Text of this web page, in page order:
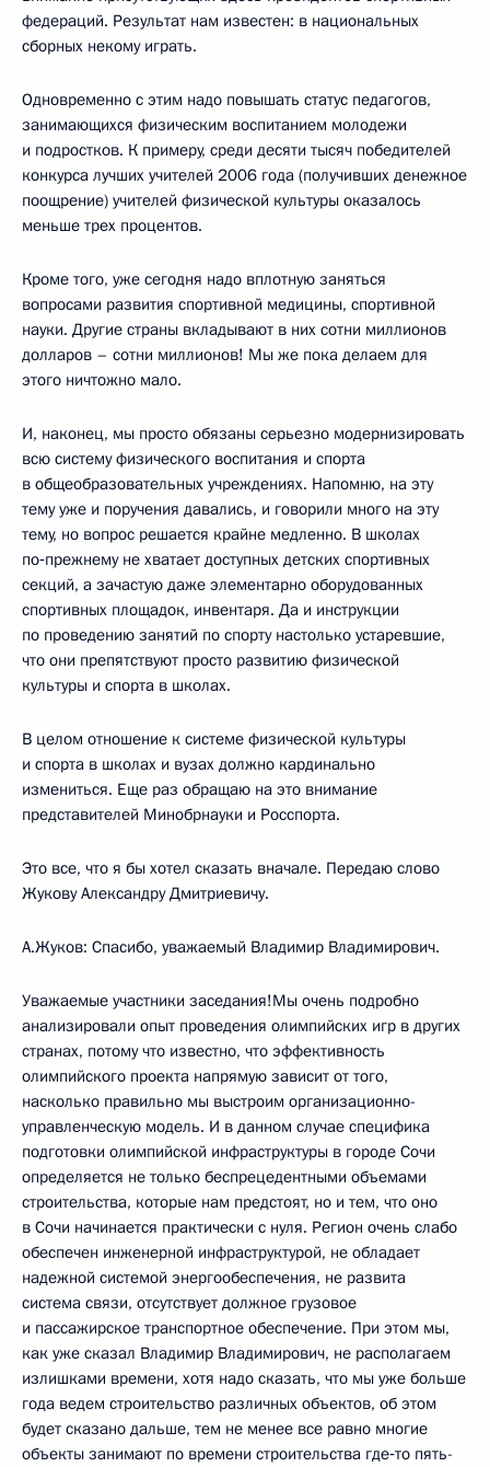
федераций. Результат нам известен: в национальных
сборных некому играть.
Одновременно с этим надо повышать статус педагогов,
занимающихся физическим воспитанием молодежи
и подростков. К примеру, среди десяти тысяч победителей
конкурса лучших учителей 2006 года (получивших денежное
поощрение) учителей физической культуры оказалось
меньше трех процентов.
Кроме того, уже сегодня надо вплотную заняться
вопросами развития спортивной медицины, спортивной
науки. Другие страны вкладывают в них сотни миллионов
долларов – сотни миллионов! Мы же пока делаем для
этого ничтожно мало.
И, наконец, мы просто обязаны серьезно модернизировать
всю систему физического воспитания и спорта
в общеобразовательных учреждениях. Напомню, на эту
тему уже и поручения давались, и говорили много на эту
тему, но вопрос решается крайне медленно. В школах
по‑прежнему не хватает доступных детских спортивных
секций, а зачастую даже элементарно оборудованных
спортивных площадок, инвентаря. Да и инструкции
по проведению занятий по спорту настолько устаревшие,
что они препятствуют просто развитию физической
культуры и спорта в школах.
В целом отношение к системе физической культуры
и спорта в школах и вузах должно кардинально
измениться. Еще раз обращаю на это внимание
представителей Минобрнауки и Росспорта.
Это все, что я бы хотел сказать вначале. Передаю слово
Жукову Александру Дмитриевичу.
А.Жуков: Спасибо, уважаемый Владимир Владимирович.
Уважаемые участники заседания!Мы очень подробно
анализировали опыт проведения олимпийских игр в других
странах, потому что известно, что эффективность
олимпийского проекта напрямую зависит от того,
насколько правильно мы выстроим организационно-
управленческую модель. И в данном случае специфика
подготовки олимпийской инфраструктуры в городе Сочи
определяется не только беспрецедентными объемами
строительства, которые нам предстоят, но и тем, что оно
в Сочи начинается практически с нуля. Регион очень слабо
обеспечен инженерной инфраструктурой, не обладает
надежной системой энергообеспечения, не развита
система связи, отсутствует должное грузовое
и пассажирское транспортное обеспечение. При этом мы,
как уже сказал Владимир Владимирович, не располагаем
излишками времени, хотя надо сказать, что мы уже больше
года ведем строительство различных объектов, об этом
будет сказано дальше, тем не менее все равно многие
объекты занимают по времени строительства где‑то пять-